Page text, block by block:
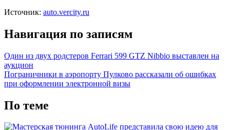
Источник: auto.vercity.ru
Навигация по записям
Один из двух родстеров Ferrari 599 GTZ Nibbio выставлен на
аукцион
Пограничники в аэропорту Пулково рассказали об ошибках
при оформлении электронной визы
По теме